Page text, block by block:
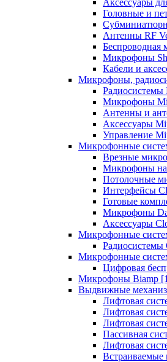
Аксессуары
Головные и
Антенны RF
Беспроводная
Микрофоны
Кабели и
Микрофоны,
Радиосистемы
Микрофоны
Антенны и
Аксессуары
Управление
Микрофонные
Врезные
Микрофоны на
Потолочные
Интерфейсы
Готовые
Микрофоны
Аксессуары
Микрофонные
Радиосистемы
Микрофонные
Цифровая
Микрофоны Biamp
Выдвижные
Лифтовая
Лифтовая
Лифтовая
Пассивная
Лифтовая
Встраиваемые